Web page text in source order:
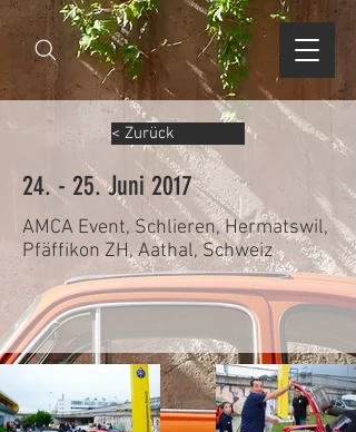
< Zurück
24. - 25. Juni 2017
AMCA Event, Schlieren, Hermatswil,
Pfäffikon ZH, Aathal, Schweiz